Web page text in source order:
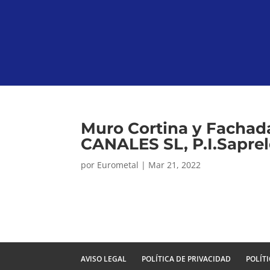
Muro Cortina y
CANALES SL,
por Eurometal | Mar 21, 2022
AVISO LEGAL POLÍTICA DE PRIVACIDAD